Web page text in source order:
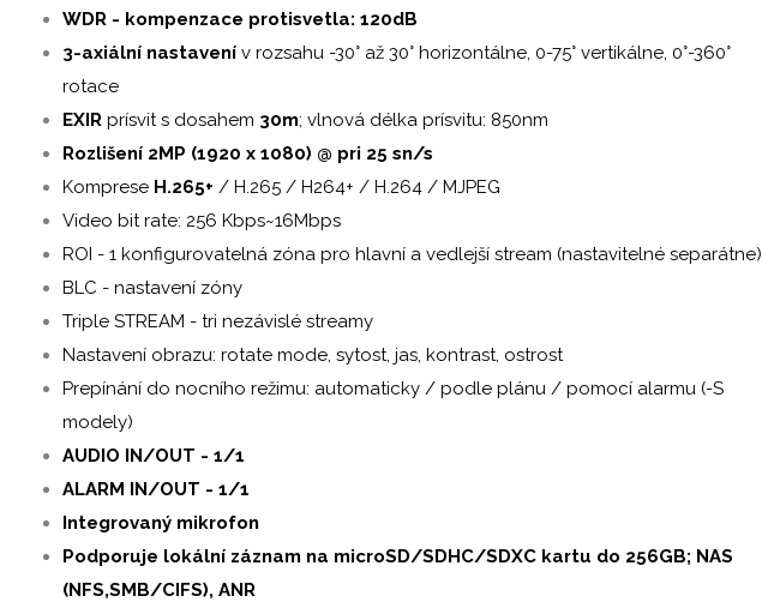
WDR - kompenzace protisvetla: 120dB
3-axiální nastavení v rozsahu -30° až 30° horizontálne, 0-75° vertikálne, 0°-360°
rotace
EXIR prísvit s dosahem 30m; vlnová délka prísvitu: 850nm
Rozlišení 2MP (1920 x 1080) @ pri 25 sn/s
Komprese H.265+ / H.265 / H264+ / H.264 / MJPEG
Video bit rate: 256 Kbps~16Mbps
ROI - 1 konfigurovatelná zóna pro hlavní a vedlejší stream (nastavitelné separátne)
BLC - nastavení zóny
Triple STREAM - tri nezávislé streamy
Nastavení obrazu: rotate mode, sytost, jas, kontrast, ostrost
Prepínání do nocního režimu: automaticky / podle plánu / pomocí alarmu (-S
modely)
AUDIO IN/OUT - 1/1
ALARM IN/OUT - 1/1
Integrovaný mikrofon
Podporuje lokální záznam na microSD/SDHC/SDXC kartu do 256GB; NAS
(NFS,SMB/CIFS), ANR